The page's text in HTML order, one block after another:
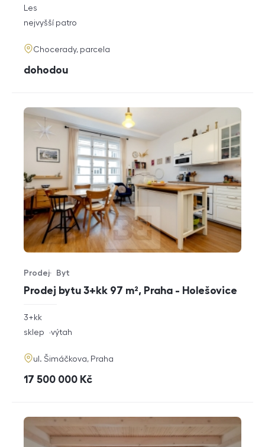
rozměry
dispozice
Les
funkce
nejvyšší patro
adresa
Chocerady, parcela
cena
dohodou
Prodej bytu 3+kk 97 m², Praha - Holešovice
Typ nabídky
Prodej
Typ nemovitosti
Byt
rozměry
dispozice
3+kk
funkce
sklep výtah
adresa
ul. Šimáčkova, Praha
cena
17 500 000 Kč